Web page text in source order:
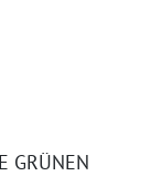
GRÜNEN